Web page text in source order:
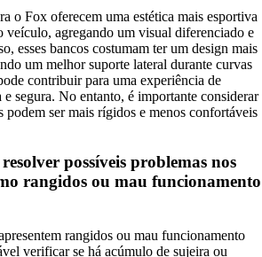
o Fox oferecem uma estética mais esportiva
veículo, agregando um visual diferenciado e
esses bancos costumam ter um design mais
um melhor suporte lateral durante curvas
contribuir para uma experiência de
segura. No entanto, é importante considerar
podem ser mais rígidos e menos confortáveis
possíveis problemas nos
rangidos ou mau funcionamento
rangidos ou mau funcionamento
verificar se há acúmulo de sujeira ou